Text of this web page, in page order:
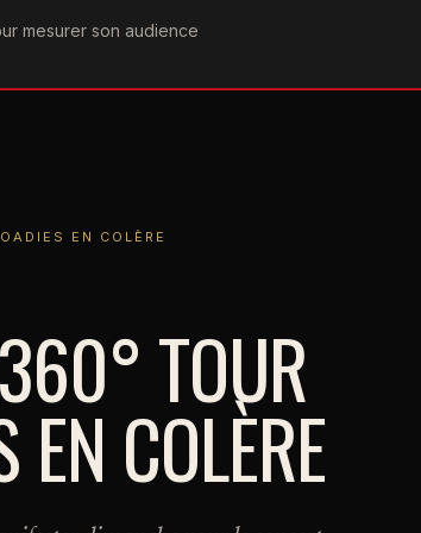
mesurer son audience
VIDÉOGRAPHIEFORUMS
EN COLÈRE
TOUR
COLÈRE